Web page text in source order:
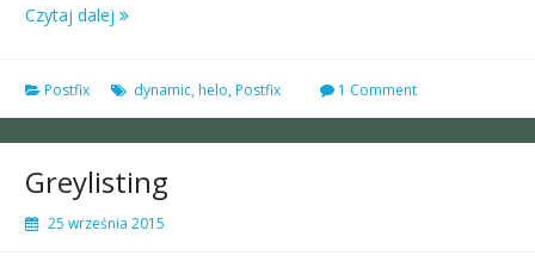
Czytaj dalej
Postfix dynamic, helo, Postfix 1 Comment
Greylisting
25 września 2015